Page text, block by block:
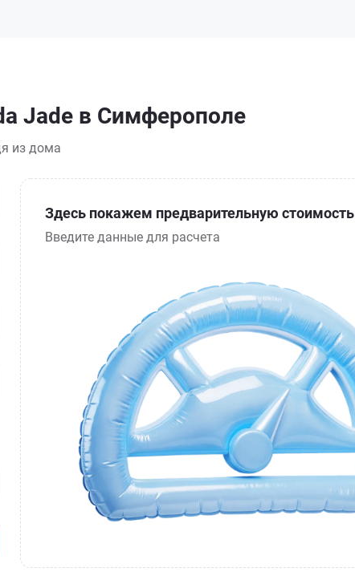
Jade в Симферополе
из дома
Здесь покажем предварительную стоимость
Введите данные для расчета